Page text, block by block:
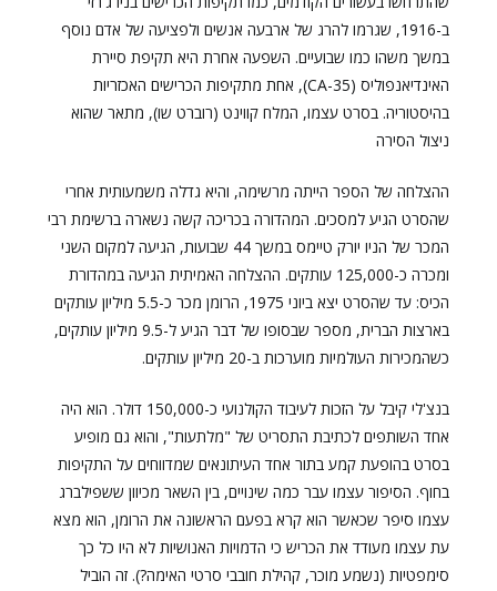
ב-1916, שגרמו להרג של ארבעה אנשים ולפציעה של אדם נוסף
במשך משהו כמו שבועיים. השפעה אחרת היא תקיפת סיירת
האינדיאנפוליס (CA-35), אחת מתקיפות הכרישים האכזריות
בהיסטוריה. בסרט עצמו, המלח קווינט (רוברט שו), מתאר שהוא
ניצול הסירה
ההצלחה של הספר הייתה מרשימה, והיא גדלה משמעותית אחרי
שהסרט הגיע למסכים. המהדורה בכריכה קשה נשארה ברשימת רבי
המכר של הניו יורק טיימס במשך 44 שבועות, הגיעה למקום השני
ומכרה כ-125,000 עותקים. ההצלחה האמיתית הגיעה במהדורת
הכיס: עד שהסרט יצא ביוני 1975, הרומן מכר כ-5.5 מיליון עותקים
בארצות הברית, מספר שבסופו של דבר הגיע ל-9.5 מיליון עותקים,
כשהמכירות העולמיות מוערכות ב-20 מיליון עותקים.
בנצ'לי קיבל על הזכות לעיבוד הקולנועי כ-150,000 דולר. הוא היה
אחד השותפים לכתיבת התסריט של "מלתעות", והוא גם מופיע
בסרט בהופעת קמע בתור אחד העיתונאים שמדווחים על התקיפות
בחוף. הסיפור עצמו עבר כמה שינויים, בין השאר מכיוון ששפילברג
עצמו סיפר שכאשר הוא קרא בפעם הראשונה את הרומן, הוא מצא
עת עצמו מעודד את הכריש כי הדמויות האנושיות לא היו כל כך
סימפטיות (נשמע מוכר, קהילת חובבי סרטי האימה?). זה הוביל